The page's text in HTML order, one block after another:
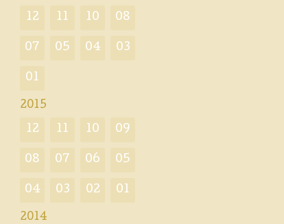
12 11 10 08
07 05 04 03
01
2015
12 11 10 09
08 07 06 05
04 03 02 01
2014